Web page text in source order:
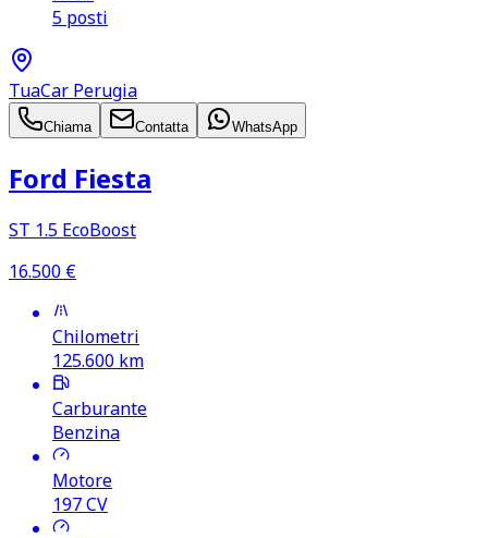
5 posti
TuaCar Perugia
Chiama Contatta WhatsApp
Ford Fiesta
ST 1.5 EcoBoost
16.500 €
Chilometri
125.600 km
Carburante
Benzina
Motore
197CV